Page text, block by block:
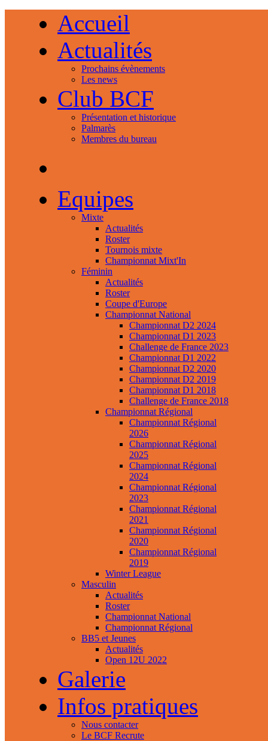
Accueil
Actualités
Prochains évènements
Les news
Club BCF
Présentation et historique
Palmarès
Membres du bureau
Equipes
Mixte
Actualités
Roster
Tournois mixte
Championnat Mixt'In
Féminin
Actualités
Roster
Coupe d'Europe
Championnat National
Championnat D2 2024
Championnat D1 2023
Challenge de France 2023
Championnat D1 2022
Championnat D2 2020
Championnat D2 2019
Championnat D1 2018
Challenge de France 2018
Championnat Régional
Championnat Régional
2026
Championnat Régional
2025
Championnat Régional
2024
Championnat Régional
2023
Championnat Régional
2021
Championnat Régional
2020
Championnat Régional
2019
Winter League
Masculin
Actualités
Roster
Championnat National
Championnat Régional
BB5 et Jeunes
Actualités
Open 12U 2022
Galerie
Infos pratiques
Nous contacter
Le BCF Recrute